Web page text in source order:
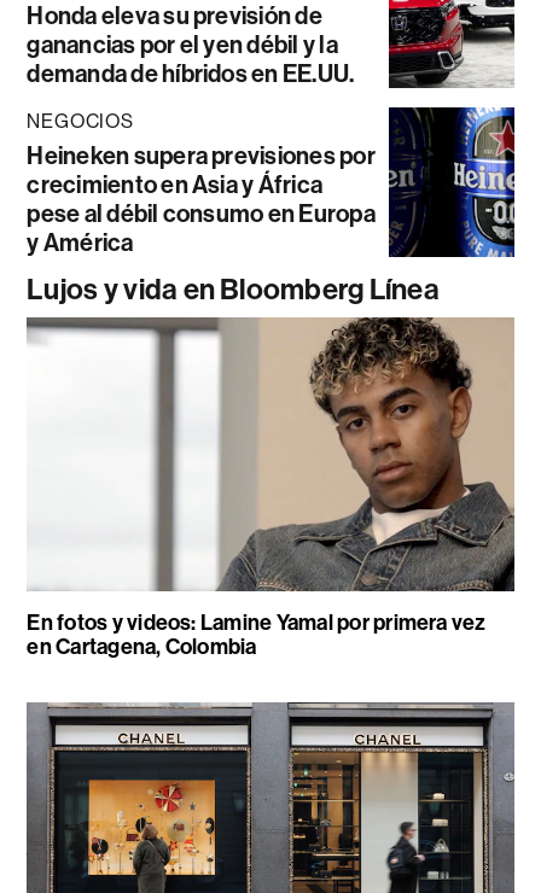
Honda eleva su previsión de
ganancias por el yen débil y la
demanda de híbridos en EE.UU.
NEGOCIOS
Heineken supera previsiones por
crecimiento en Asia y África
pese al débil consumo en Europa
y América
Lujos y vida en Bloomberg Línea
En fotos y videos: Lamine Yamal por primera vez
en Cartagena, Colombia